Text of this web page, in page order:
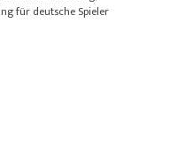
für deutsche Spieler